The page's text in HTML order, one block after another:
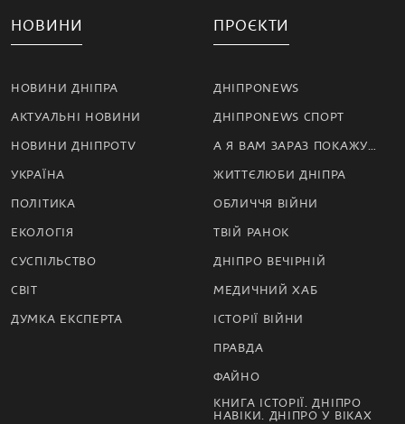
НОВИНИ
НОВИНИ ДНІПРА
АКТУАЛЬНІ НОВИНИ
НОВИНИ ДНІПРОTV
УКРАЇНА
ПОЛІТИКА
ЕКОЛОГІЯ
СУСПІЛЬСТВО
СВІТ
ДУМКА ЕКСПЕРТА
ПРОЄКТИ
ДНІПРОNEWS
ДНІПРОNEWS СПОРТ
А Я ВАМ ЗАРАЗ ПОКАЖУ…
ЖИТТЄЛЮБИ ДНІПРА
ОБЛИЧЧЯ ВІЙНИ
ТВІЙ РАНОК
ДНІПРО ВЕЧІРНІЙ
МЕДИЧНИЙ ХАБ
ІСТОРІЇ ВІЙНИ
ПРАВДА
ФАЙНО
КНИГА ІСТОРІЇ. ДНІПРО
НАВІКИ. ДНІПРО У ВІКАХ